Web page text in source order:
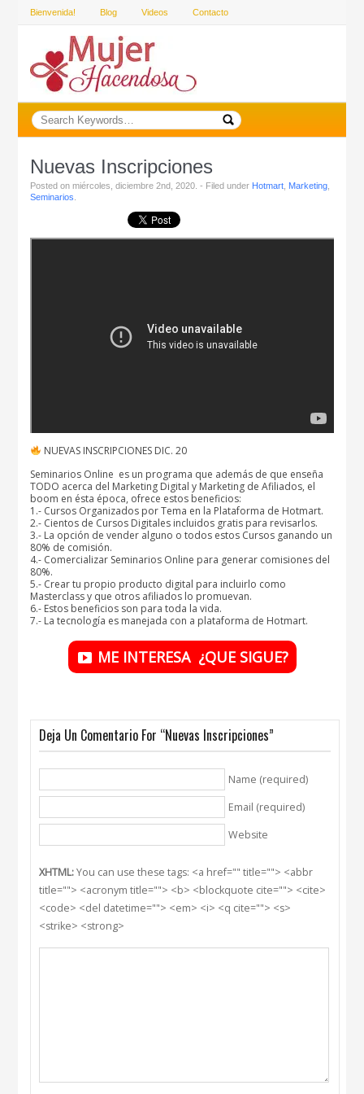
Bienvenida! Blog Videos Contacto
Nuevas Inscripciones
Posted on miércoles, diciembre 2nd, 2020. - Filed under Hotmart Marketing
Seminarios
NUEVAS INSCRIPCIONES DIC. 20
Seminarios Online es un programa que además de que enseña
TODO acerca del Marketing Digital y Marketing de Afiliados, el
boom en ésta época, ofrece estos beneficios:
1.- Cursos Organizados por Tema en la Plataforma de Hotmart.
2.- Cientos de Cursos Digitales incluidos gratis para revisarlos.
3.- La opción de vender alguno o todos estos Cursos ganando un
80% de comisión.
4.- Comercializar Seminarios Online para generar comisiones del
80%.
5.- Crear tu propio producto digital para incluirlo como
Masterclass y que otros afiliados lo promuevan.
6.- Estos beneficios son para toda la vida.
7.- La tecnología es manejada con a plataforma de Hotmart.
ME INTERESA ¿QUE SIGUE?
Deja Un Comentario For “Nuevas Inscripciones”
Name (required)
Email (required)
Website
XHTML:You can use these tags: <a href="" title=""> <abbr
title=""> <acronym title=""> <b> <blockquote cite=""> <cite>
<code> <del datetime=""> <em> <i> <q cite=""> <s>
<strike> <strong>